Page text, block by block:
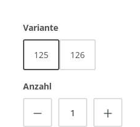
Varianteauswählen
125 126
Anzahl
Produkt